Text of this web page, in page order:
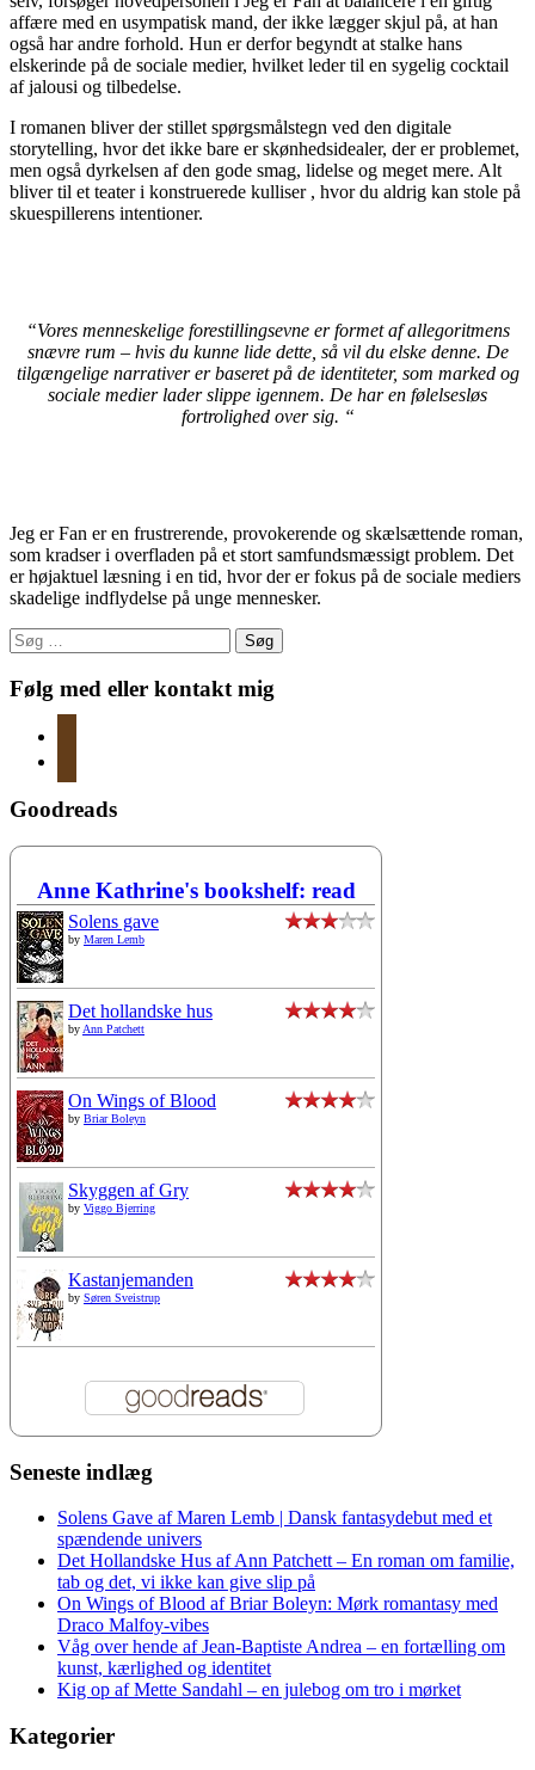
affære med en usympatisk mand, der ikke lægger skjul på, at han
også har andre forhold. Hun er derfor begyndt at stalke hans
elskerinde på de sociale medier, hvilket leder til en sygelig cocktail
af jalousi og tilbedelse.
I romanen bliver der stillet spørgsmålstegn ved den digitale
storytelling, hvor det ikke bare er skønhedsidealer, der er problemet,
men også dyrkelsen af den gode smag, lidelse og meget mere. Alt
bliver til et teater i konstruerede kulliser , hvor du aldrig kan stole på
skuespillerens intentioner.
“Vores menneskelige forestillingsevne er formet af allegoritmens
snævre rum – hvis du kunne lide dette, så vil du elske denne. De
tilgængelige narrativer er baseret på de identiteter, som marked og
sociale medier lader slippe igennem. De har en følelsesløs
fortrolighed over sig. “
Jeg er Fan er en frustrerende, provokerende og skælsættende roman,
som kradser i overfladen på et stort samfundsmæssigt problem. Det
er højaktuel læsning i en tid, hvor der er fokus på de sociale mediers
skadelige indflydelse på unge mennesker.
Søg
efter:
Følg med eller kontakt mig
Goodreads
Anne Kathrine's bookshelf: read
Solens gave
by Maren Lemb
Det hollandske hus
by Ann Patchett
On Wings of Blood
by Briar Boleyn
Skyggen af Gry
by Viggo Bjerring
Kastanjemanden
by Søren Sveistrup
Seneste indlæg
Solens Gave af Maren Lemb | Dansk fantasydebut med et
spændende univers
Det Hollandske Hus af Ann Patchett – En roman om familie,
tab og det, vi ikke kan give slip på
On Wings of Blood af Briar Boleyn: Mørk romantasy med
Draco Malfoy-vibes
Våg over hende af Jean-Baptiste Andrea – en fortælling om
kunst, kærlighed og identitet
Kig op af Mette Sandahl – en julebog om tro i mørket
Kategorier